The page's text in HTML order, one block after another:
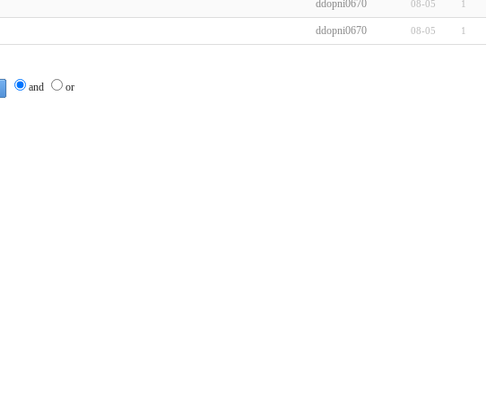
ddopni0670 08-05 1
ddopni0670 08-05 1
and or